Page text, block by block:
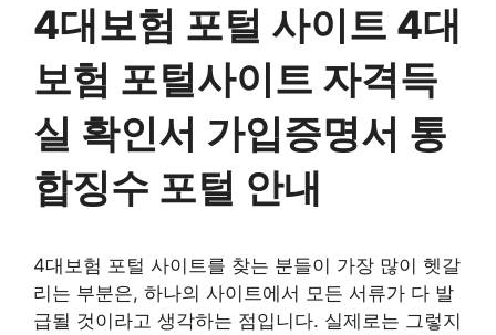
4대보험 포털 사이트 4대
보험 포털사이트 자격득
실 확인서 가입증명서 통
합징수 포털 안내
4대보험 포털 사이트를 찾는 분들이 가장 많이 헷갈
리는 부분은, 하나의 사이트에서 모든 서류가 다 발
급될 것이라고 생각하는 점입니다. 실제로는 그렇지